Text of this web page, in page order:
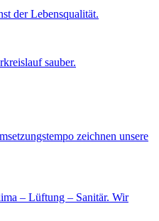
der Lebensqualität.
sauber.
zeichnen unsere
– Lüftung – Sanitär. Wir